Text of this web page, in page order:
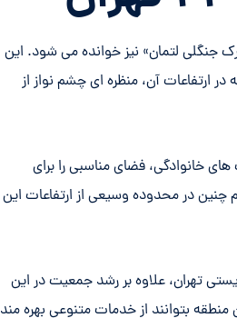
جنگلی لتمان» نیز خوانده می شود. این
به شمار می آید که در ارتفاعات آن، منظره ای چشم نواز از
خانوادگی، فضای مناسبی را برای
است. هم چنین در محدوده وسیعی از ارتفاعات این
توریستی تهران، علاوه بر رشد جمعیت در این
بتوانند از خدمات متنوعی بهره مند